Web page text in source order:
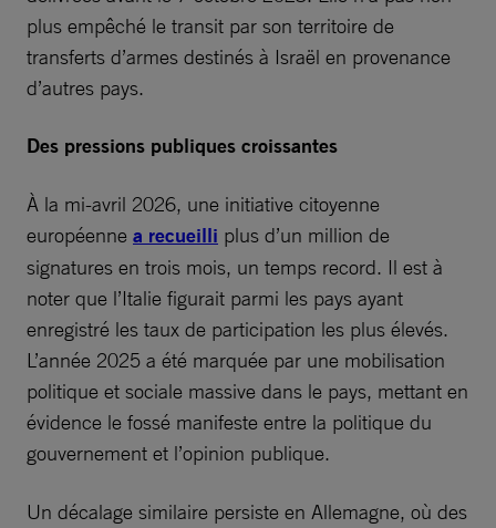
plus empêché le transit par son territoire de
transferts d’armes destinés à Israël en provenance
d’autres pays.
Des pressions publiques croissantes
À la mi-avril 2026, une initiative citoyenne
européenne a recueilli plus d’un million de
signatures en trois mois, un temps record. Il est à
noter que l’Italie figurait parmi les pays ayant
enregistré les taux de participation les plus élevés.
L’année 2025 a été marquée par une mobilisation
politique et sociale massive dans le pays, mettant en
évidence le fossé manifeste entre la politique du
gouvernement et l’opinion publique.
Un décalage similaire persiste en Allemagne, où des